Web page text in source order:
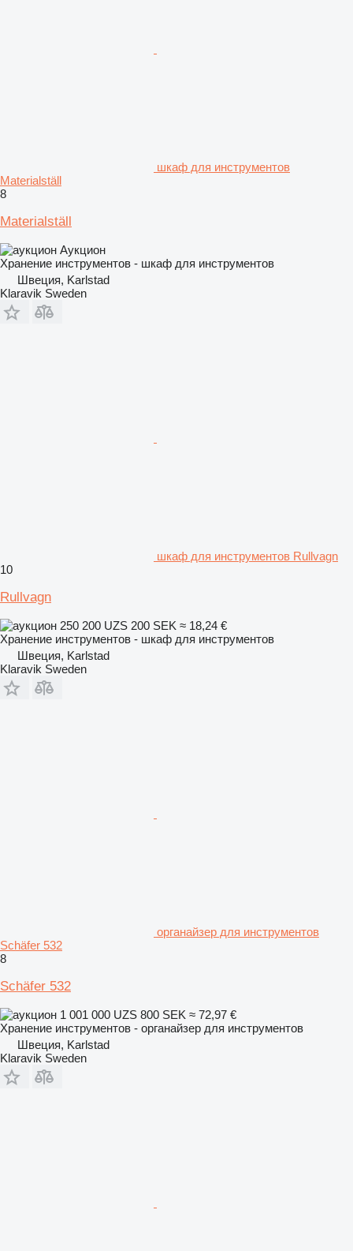
шкаф для инструментов
Materialställ
8
Materialställ
Аукцион
Хранение инструментов - шкаф для инструментов
Швеция, Karlstad
Klaravik Sweden
шкаф для инструментов Rullvagn
10
Rullvagn
250 200 UZS 200 SEK ≈ 18,24 €
Хранение инструментов - шкаф для инструментов
Швеция, Karlstad
Klaravik Sweden
органайзер для инструментов
Schäfer 532
8
Schäfer 532
1 001 000 UZS 800 SEK ≈ 72,97 €
Хранение инструментов - органайзер для инструментов
Швеция, Karlstad
Klaravik Sweden